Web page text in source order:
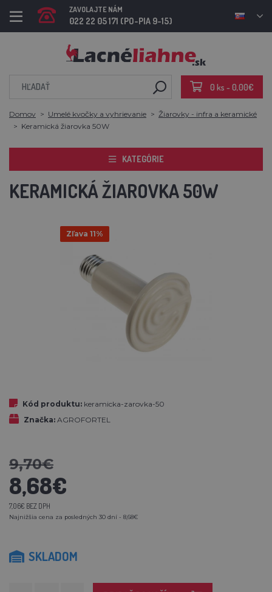
ZAVOLAJTE NÁM
022 22 05 171 (PO-PIA 9-15)
0 ks - 0,00€
Domov Umelé kvočky a vyhrievanie
Žiarovky - infra a keramické
Keramická žiarovka 50W
KATEGÓRIE
KERAMICKÁ ŽIAROVKA 50W
Zľava 11%
Kód produktu: keramicka-zarovka-50
Značka: AGROFORTEL
9,70€
8,68€
7,06€ BEZ DPH
Najnižšia cena za posledných 30 dní - 8,68€
SKLADOM